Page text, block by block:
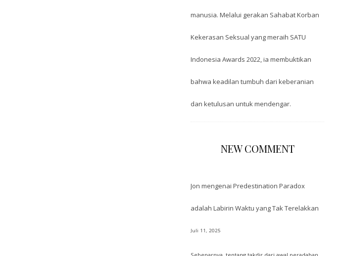
manusia. Melalui gerakan Sahabat Korban
Kekerasan Seksual yang meraih SATU
Indonesia Awards 2022, ia membuktikan
bahwa keadilan tumbuh dari keberanian
dan ketulusan untuk mendengar.
NEW COMMENT
Jon mengenai Predestination Paradox
adalah Labirin Waktu yang Tak Terelakkan
Juli 11, 2025